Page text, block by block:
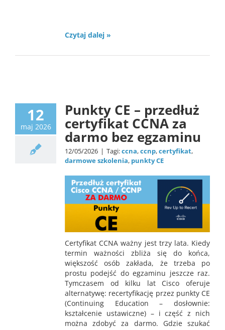
Czytaj dalej »
12
maj 2026
Punkty CE – przedłuż
certyfikat CCNA za
darmo bez egzaminu
12/05/2026 | Tagi:ccna,ccnp,certyfikat,
darmowe szkolenia, punkty CE
Certyfikat CCNA ważny jest trzy lata. Kiedy
termin ważności zbliża się do końca,
większość osób zakłada, że trzeba po
prostu podejść do egzaminu jeszcze raz.
Tymczasem od kilku lat Cisco oferuje
alternatywę: recertyfikację przez punkty CE
(Continuing Education – dosłownie:
kształcenie ustawiczne) – i część z nich
można zdobyć za darmo. Gdzie szukać